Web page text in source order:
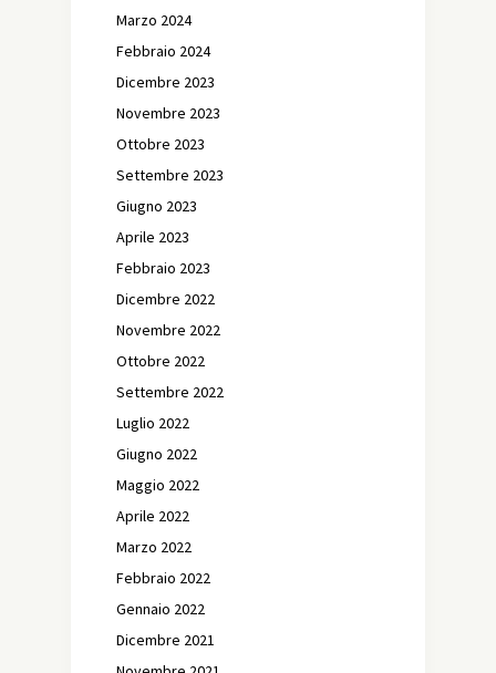
Marzo 2024
Febbraio 2024
Dicembre 2023
Novembre 2023
Ottobre 2023
Settembre 2023
Giugno 2023
Aprile 2023
Febbraio 2023
Dicembre 2022
Novembre 2022
Ottobre 2022
Settembre 2022
Luglio 2022
Giugno 2022
Maggio 2022
Aprile 2022
Marzo 2022
Febbraio 2022
Gennaio 2022
Dicembre 2021